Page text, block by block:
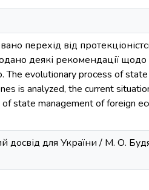
перехід від
деякі рекомендації щодо
The evolutionary process of state
is analyzed, the current
state management of foreign
досвід для України / М. О.